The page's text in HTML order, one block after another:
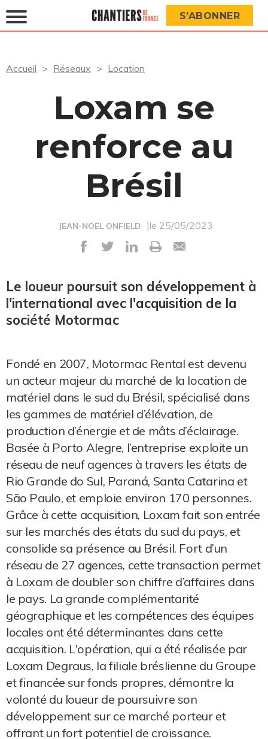
S’ABONNER
Accueil Réseaux Location
Loxam se
renforce au
Brésil
JEAN-NOËL ONFIELD |le 25/05/2023
Le loueur poursuit son développement à
l'international avec l'acquisition de la
société Motormac
Fondé en 2007, Motormac Rental est devenu
un acteur majeur du marché de la location de
matériel dans le sud du Brésil, spécialisé dans
les gammes de matériel d’élévation, de
production d’énergie et de mâts d’éclairage.
Basée à Porto Alegre, l’entreprise exploite un
réseau de neuf agences à travers les états de
Rio Grande do Sul, Paraná, Santa Catarina et
São Paulo, et emploie environ 170 personnes.
Grâce à cette acquisition, Loxam fait son entrée
sur les marchés des états du sud du pays, et
consolide sa présence au Brésil. Fort d’un
réseau de 27 agences, cette transaction permet
à Loxam de doubler son chiffre d’affaires dans
le pays. La grande complémentarité
géographique et les compétences des équipes
locales ont été déterminantes dans cette
acquisition. L'opération, qui a été réalisée par
Loxam Degraus, la filiale bréslienne du Groupe
et financée sur fonds propres, démontre la
volonté du loueur de poursuivre son
développement sur ce marché porteur et
offrant un fort potentiel de croissance.